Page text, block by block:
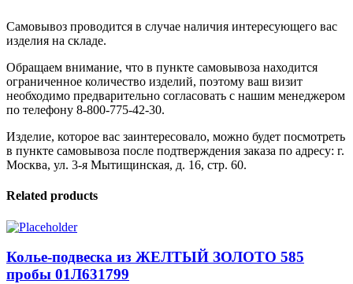
Самовывоз проводится в случае наличия интересующего вас
изделия на складе.
Обращаем внимание, что в пункте самовывоза находится
ограниченное количество изделий, поэтому ваш визит
необходимо предварительно согласовать с нашим менеджером
по телефону 8-800-775-42-30.
Изделие, которое вас заинтересовало, можно будет посмотреть
в пункте самовывоза после подтверждения заказа по адресу: г.
Москва, ул. 3-я Мытищинская, д. 16, стр. 60.
Related products
Колье-подвеска из ЖЕЛТЫЙ ЗОЛОТО 585
пробы 01Л631799